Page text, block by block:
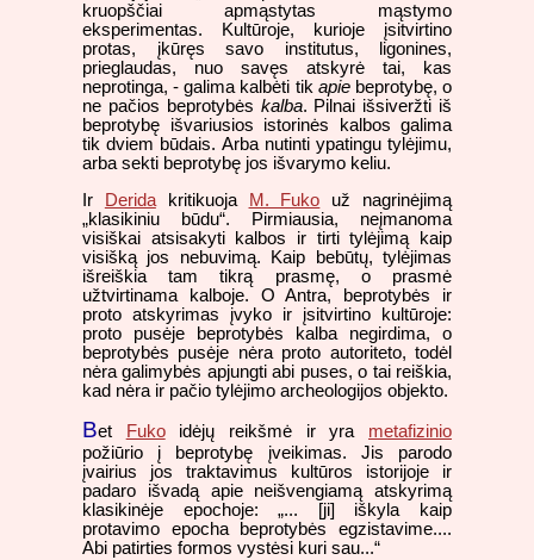
kruopščiai apmąstytas mąstymo
eksperimentas. Kultūroje, kurioje įsitvirtino
protas, įkūręs savo institutus, ligonines,
prieglaudas, nuo savęs atskyrė tai, kas
neprotinga, - galima kalbėti tik apiebeprotybę, o
ne pačios beprotybės kalba. Pilnai išsiveržti iš
beprotybę išvariusios istorinės kalbos galima
tik dviem būdais. Arba nutinti ypatingu tylėjimu,
arba sekti beprotybę jos išvarymo keliu.
Ir
Deridakritikuoja M. Fuko už nagrinėjimą
„klasikiniu būdu“. Pirmiausia, neįmanoma
visiškai atsisakyti kalbos ir tirti tylėjimą kaip
visišką jos nebuvimą. Kaip bebūtų, tylėjimas
išreiškia tam tikrą prasmę, o prasmė
užtvirtinama kalboje. O Antra, beprotybės ir
proto atskyrimas įvyko ir įsitvirtino kultūroje:
proto pusėje beprotybės kalba negirdima, o
beprotybės pusėje nėra proto autoriteto, todėl
nėra galimybės apjungti abi puses, o tai reiškia,
kad nėra ir pačio tylėjimo archeologijos objekto.
Bet Fukoidėjų reikšmė ir yra metafizinio
požiūrio į beprotybę įveikimas. Jis parodo
įvairius jos traktavimus kultūros istorijoje ir
padaro išvadą apie neišvengiamą atskyrimą
klasikinėje epochoje: „... [ji] iškyla kaip
protavimo epocha beprotybės egzistavime....
Abi patirties formos vystėsi kuri sau...“